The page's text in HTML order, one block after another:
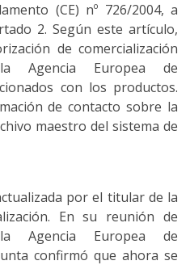
(CE) nº 726/2004, a
2. Según este artículo,
de comercialización
Agencia Europea de
con los productos.
de contacto sobre la
maestro del sistema de
por el titular de la
En su reunión de
Agencia Europea de
confirmó que ahora se